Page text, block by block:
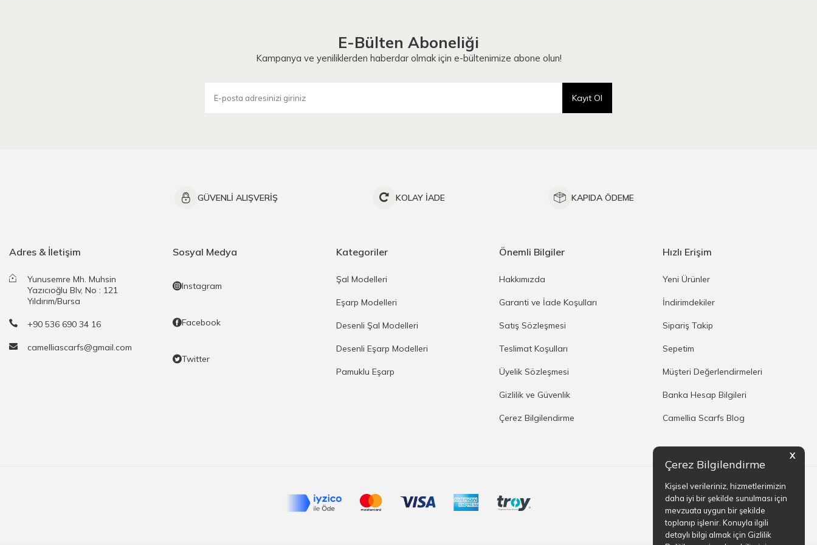
X
Çerez Bilgilendirme
Kişisel verileriniz, hizmetlerimizin
daha iyi bir şekilde sunulması için
mevzuata uygun bir şekilde
toplanıp işlenir. Konuyla ilgili
detaylı bilgi almak için Gizlilik
E-Bülten Aboneliği
Kampanya ve yeniliklerden haberdar olmak için e-bültenimize abone olun!
Kayıt Ol
GÜVENLİ ALIŞVERİŞ KOLAY İADE KAPIDA ÖDEME
Adres & İletişim
Yunusemre Mh. Muhsin
Yazıcıoğlu Blv, No : 121
Yıldırım/Bursa
+90 536 690 34 16
camelliascarfs@gmail.com
Sosyal Medya
Instagram
Facebook
Twitter
Kategoriler
Şal Modelleri
Eşarp Modelleri
Desenli Şal Modelleri
Desenli Eşarp Modelleri
Pamuklu Eşarp
Önemli Bilgiler
Hakkımızda
Garanti ve İade Koşulları
Satış Sözleşmesi
Teslimat Koşulları
Üyelik Sözleşmesi
Gizlilik ve Güvenlik
Çerez Bilgilendirme
Hızlı Erişim
Yeni Ürünler
İndirimdekiler
Sipariş Takip
Sepetim
Müşteri Değerlendirmeleri
Banka Hesap Bilgileri
Camellia Scarfs Blog